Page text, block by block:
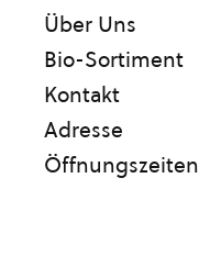
Über Uns
Bio-Sortiment
Kontakt
Adresse
Öffnungszeiten